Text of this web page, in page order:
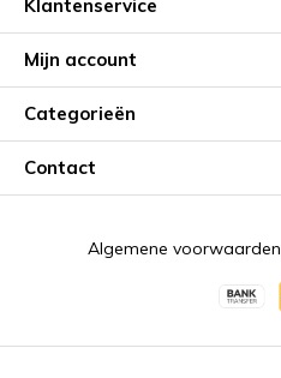
Klantenservice
Mijn account
Categorieën
Contact
Algemene voorwaarden